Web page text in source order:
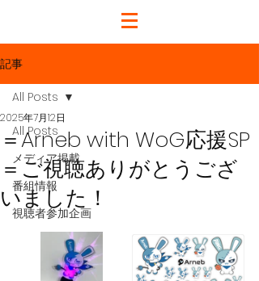
記事
All Posts
メディア掲載
番組情報
視聴者参加企画
All Posts
＝Arneb with WoG応援SP
＝ご視聴ありがとうござ
いました！
2025年7月12日